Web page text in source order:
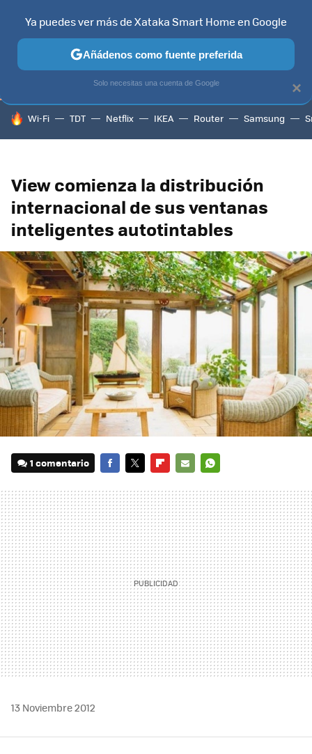
TELEVISORES CONTENIDOS SMART TV SELECCIÓN
HOY SE HABLA DE
Wi-Fi TDT Netflix IKEA Router Samsung
View comienza la distribución
internacional de sus ventanas
inteligentes autotintables
1 comentario
MAIL
13 Noviembre 2012
×
Ya puedes ver más de Xataka Smart Home en Google
Añádenos como fuente preferida
Solo necesitas una cuenta de Google